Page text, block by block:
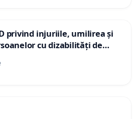
privind injuriile, umilirea și
cu dizabilități de
„Gorici”